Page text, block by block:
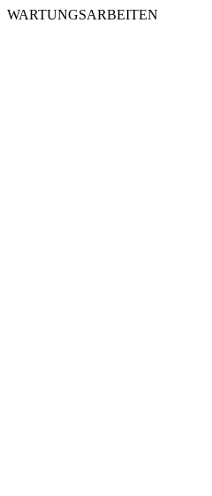
WARTUNGSARBEITEN